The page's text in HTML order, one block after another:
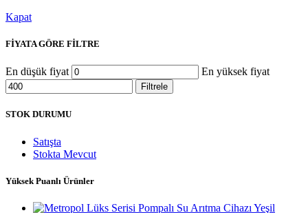
Kapat
FİYATA GÖRE FİLTRE
En düşük fiyat En yüksek fiyat
Filtrele
STOK DURUMU
Satışta
Stokta Mevcut
Yüksek Puanlı Ürünler